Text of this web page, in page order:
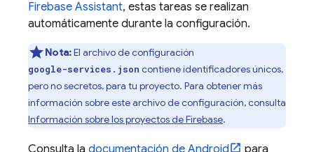
Firebase Assistant, estas tareas se realizan
automáticamente durante la configuración.
Nota:El archivo de configuración
google-services.json contiene identificadores únicos,
pero no secretos, para tu proyecto. Para obtener más
información sobre este archivo de configuración, consulta
Información sobre los proyectos de Firebase.
Consulta la documentación de Android
para